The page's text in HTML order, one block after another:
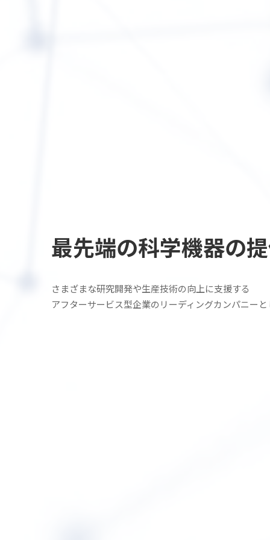
最先端の科学機器の
さまざまな研究開発や生産技術の向上に支援する
アフターサービス型企業の リーディングカンパニー